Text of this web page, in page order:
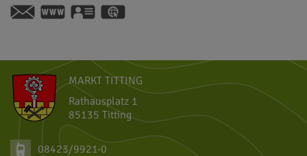
https://hotel-dirsch.de
vCard
MARKT TITTING
Rathausplatz 1
85135 Titting
08423/9921-0